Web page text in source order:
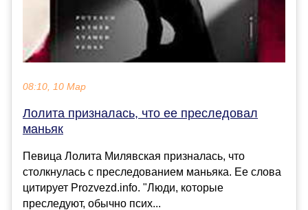
08:10, 10 Мар
Лолита призналась, что ее преследовал
маньяк
Певица Лолита Милявская призналась, что
столкнулась с преследованием маньяка. Ее слова
цитирует Prozvezd.info. "Люди, которые
преследуют, обычно псих...